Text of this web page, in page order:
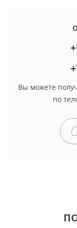
Вы можете
по